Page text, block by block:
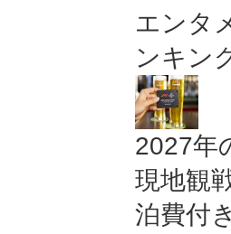
エンタ
ンキン
2027年
現地観
泊費付